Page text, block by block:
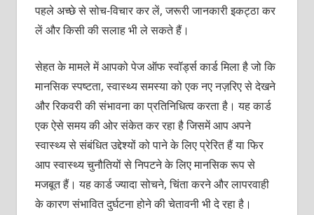
पहले अच्‍छे से सोच-विचार कर लें, जरूरी जानकारी इकट्ठा कर
लें और किसी की सलाह भी ले सकते हैं।
सेहत के मामले में आपको पेज ऑफ स्‍वॉर्ड्स कार्ड मिला है जो कि
मानसिक स्‍पष्‍टता, स्‍वास्‍थ्‍य समस्‍या को एक नए नज़रिए से देखने
और रिकवरी की संभावना का प्रतिनिधित्‍व करता है। यह कार्ड
एक ऐसे समय की ओर संकेत कर रहा है जिसमें आप अपने
स्‍वास्‍थ्‍य से संबंधित उद्देश्‍यों को पाने के लिए प्रेरित हैं या फिर
आप स्‍वास्‍थ्‍य चुनौतियों से निपटने के लिए मानसिक रूप से
मजबूत हैं। यह कार्ड ज्‍यादा सोचने, चिंता करने और लापरवाही
के कारण संभावित दुर्घटना होने की चेतावनी भी दे रहा है।